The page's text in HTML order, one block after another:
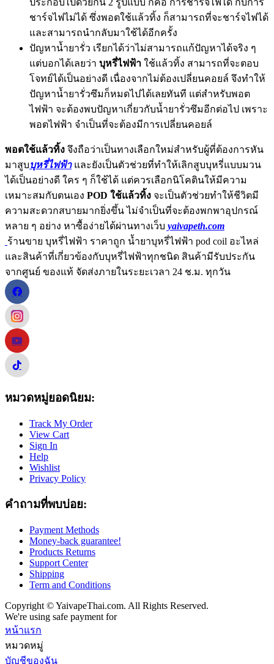
ประกอบไปด้วยกัน 2 รูปแบบ ก็คือ การชาร์จไฟได้ กับการ
ชาร์จไฟไม่ได้ ซึ่งพอตใช้แล้วทิ้ง ก็สามารถที่จะชาร์จไฟได้
และสามารถนำกลับมาใช้ได้อีกครั้ง
ปัญหาน้ำยารั่ว เรียกได้ว่าไม่สามารถแก้ปัญหาได้จริง ๆ
แต่บอกได้เลยว่า บุหรี่ไฟฟ้า ใช้แล้วทิ้ง สามารถที่จะตอบ
โจทย์ได้เป็นอย่างดี เนื่องจากไม่ต้องเปลี่ยนคอยล์ จึงทำให้
ปัญหาน้ำยารั่วซึมก็หมดไปได้เลยทันที แต่สำหรับพอต
ไฟฟ้า จะต้องพบปัญหาเกี่ยวกับน้ำยารั่วซึมอีกต่อไป เพราะ
พอตไฟฟ้า จำเป็นที่จะต้องมีการเปลี่ยนคอยล์
พอตใช้แล้วทิ้ง จึงถือว่าเป็นทางเลือกใหม่สำหรับผู้ที่ต้องการหัน
มาสูบบุหรี่ไฟฟ้าและยังเป็นตัวช่วยที่ทำให้เลิกสูบบุหรี่แบบมวน
ได้เป็นอย่างดี ใคร ๆ ก็ใช้ได้ แต่ควรเลือกนิโคตินให้มีความ
เหมาะสมกับตนเอง POD ใช้แล้วทิ้ง จะเป็นตัวช่วยทำให้ชีวิตมี
ความสะดวกสบายมากยิ่งขึ้น ไม่จำเป็นที่จะต้องพกพาอุปกรณ์
หลาย ๆ อย่าง หาซื้อง่ายได้ผ่านทางเว็บ yaivapeth.com
ร้านขาย บุหรี่ไฟฟ้า ราคาถูก น้ำยาบุหรี่ไฟฟ้า pod coil อะไหล่
และสินค้าที่เกี่ยวข้องกับบุหรี่ไฟฟ้าทุกชนิด สินค้ามีรับประกัน
จากศูนย์ ของแท้ จัดส่งภายในระยะเวลา 24 ช.ม. ทุกวัน
หมวดหมู่ยอดนิยม:
Track My Order
View Cart
Sign In
Help
Wishlist
Privacy Policy
คำถามที่พบบ่อย:
Payment Methods
Money-back guarantee!
Products Returns
Support Center
Shipping
Term and Conditions
Copyright © YaivapeThai.com. All Rights Reserved.
We're using safe payment for
หน้าแรก
หมวดหมู่
บัญชีของฉัน